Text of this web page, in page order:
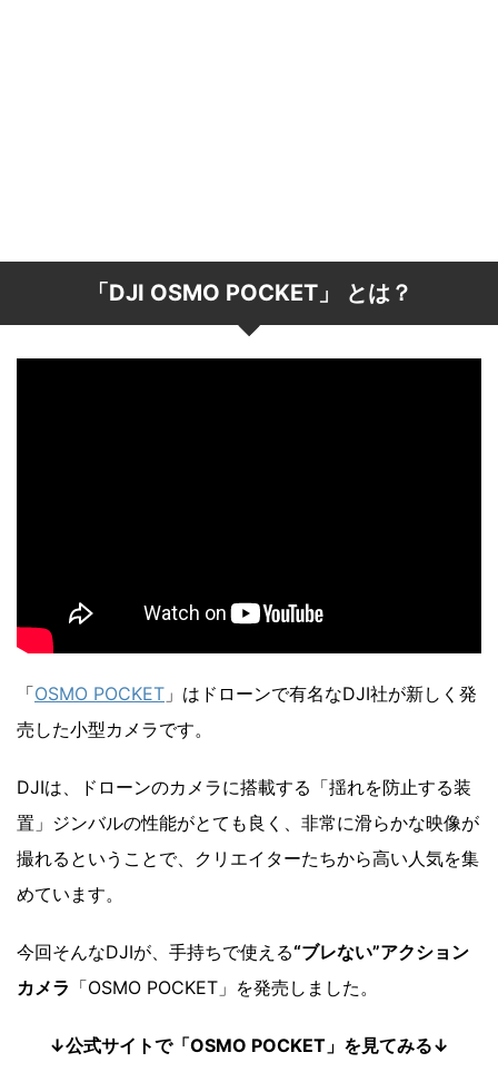
「DJI OSMO POCKET」 とは？
「OSMO POCKET 」はドローンで有名なDJI社が新しく発
売した小型カメラです。
DJIは、ドローンのカメラに搭載する「揺れを防止する装
置」ジンバルの性能がとても良く、非常に滑らかな映像が
撮れるということで、クリエイターたちから高い人気を集
めています。
今回そんなDJIが、手持ちで使える“ブレない”アクション
カメラ 「OSMO POCKET」を発売しました。
↓公式サイトで「OSMO POCKET」を見てみる↓